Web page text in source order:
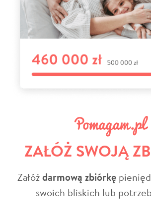
ZAŁÓŻ SWOJĄ
Załóżdarmową zbiórkę
swoich bliskich lub